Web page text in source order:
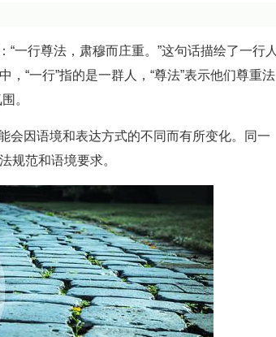
一行尊法，肃穆而庄重。”这句话描绘了一行人
“一行”指的是一群人，“尊法”表示他们尊重法
。
会因语境和表达方式的不同而有所变化。同一
规范和语境要求。